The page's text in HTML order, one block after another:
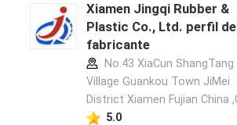
Xiamen Jingqi Rubber &
Plastic Co., Ltd. perfil
fabricante
No.43 XiaCun ShangTang
Village Guankou Town JiMei
District Xiamen Fujian China
5.0